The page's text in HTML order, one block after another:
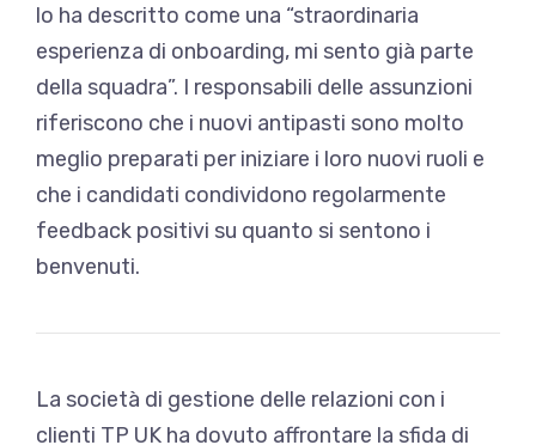
lo ha descritto come una “straordinaria
esperienza di onboarding, mi sento già parte
della squadra”. I responsabili delle assunzioni
riferiscono che i nuovi antipasti sono molto
meglio preparati per iniziare i loro nuovi ruoli e
che i candidati condividono regolarmente
feedback positivi su quanto si sentono i
benvenuti.
La società di gestione delle relazioni con i
clienti TP UK ha dovuto affrontare la sfida di